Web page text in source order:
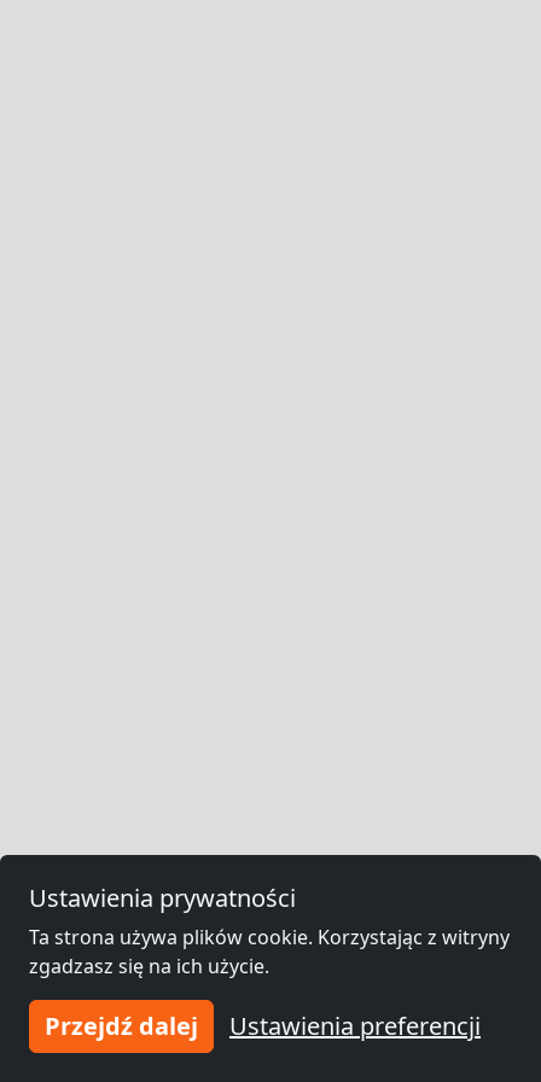
Ustawienia prywatności
Ta strona używa plików cookie. Korzystając z witryny
zgadzasz się na ich użycie.
Przejdź dalej Ustawienia preferencji